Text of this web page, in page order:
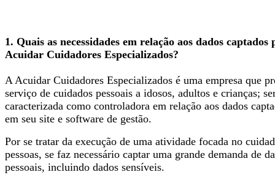
1. Quais as necessidades em relação aos dados captados
Acuidar Cuidadores Especializados?
A Acuidar Cuidadores Especializados é uma empresa que
serviço de cuidados pessoais a idosos, adultos e crianças;
caracterizada como controladora em relação aos dados
em seu site e software de gestão.
Por se tratar da execução de uma atividade focada no
pessoas, se faz necessário captar uma grande demanda de
pessoais, incluindo dados sensíveis.